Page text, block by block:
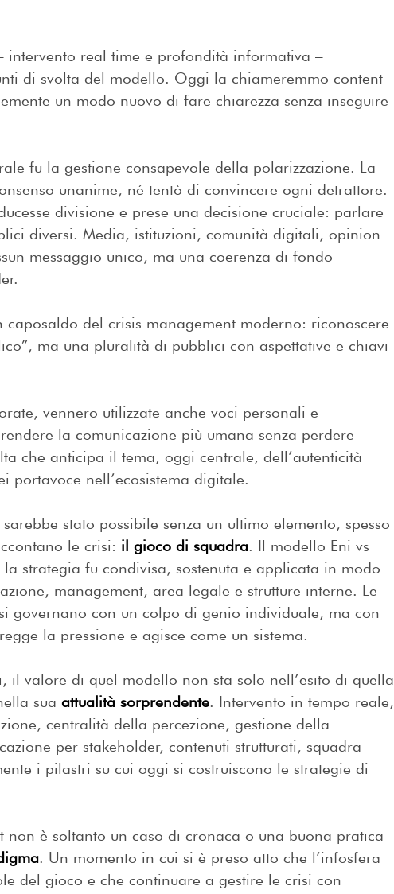
intervento real time e profondità informativa –
di svolta del modello. Oggi la chiameremmo content
un modo nuovo di fare chiarezza senza inseguire
fu la gestione consapevole della polarizzazione. La
unanime, né tentò di convincere ogni detrattore.
divisione e prese una decisione cruciale: parlare
diversi. Media, istituzioni, comunità digitali, opinion
messaggio unico, ma una coerenza di fondo
caposaldo del crisis management moderno: riconoscere
ma una pluralità di pubblici con aspettative e chiavi
vennero utilizzate anche voci personali e
la comunicazione più umana senza perdere
che anticipa il tema, oggi centrale, dell’autenticità
portavoce nell’ecosistema digitale.
stato possibile senza un ultimo elemento, spesso
le crisi: il gioco di squadra. Il modello Eni vs
la strategia fu condivisa, sostenuta e applicata in modo
management, area legale e strutture interne. Le
governano con un colpo di genio individuale, ma con
la pressione e agisce come un sistema.
il valore di quel modello non sta solo nell’esito di quella
sua attualità sorprendente. Intervento in tempo reale,
centralità della percezione, gestione della
per stakeholder, contenuti strutturati, squadra
i pilastri su cui oggi si costruiscono le strategie di
non è soltanto un caso di cronaca o una buona pratica
. Un momento in cui si è preso atto che l’infosfera
del gioco e che continuare a gestire le crisi con